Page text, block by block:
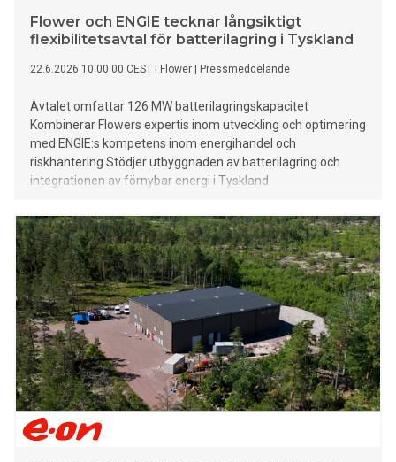
Flower och ENGIE tecknar långsiktigt
flexibilitetsavtal för batterilagring i Tyskland
22.6.2026 10:00:00 CEST Flower Pressmeddelande
Avtalet omfattar 126 MW batterilagringskapacitet
Kombinerar Flowers expertis inom utveckling och optimering
med ENGIE:s kompetens inom energihandel och
riskhantering Stödjer utbyggnaden av batterilagring och
integrationen av förnybar energi i Tyskland